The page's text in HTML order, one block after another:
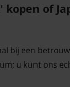
of
bij een
u kunt ons